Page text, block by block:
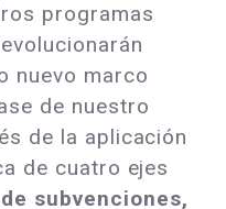
programas
nuevo marco
de nuestro
de la aplicación
de cuatro ejes
subvenciones,